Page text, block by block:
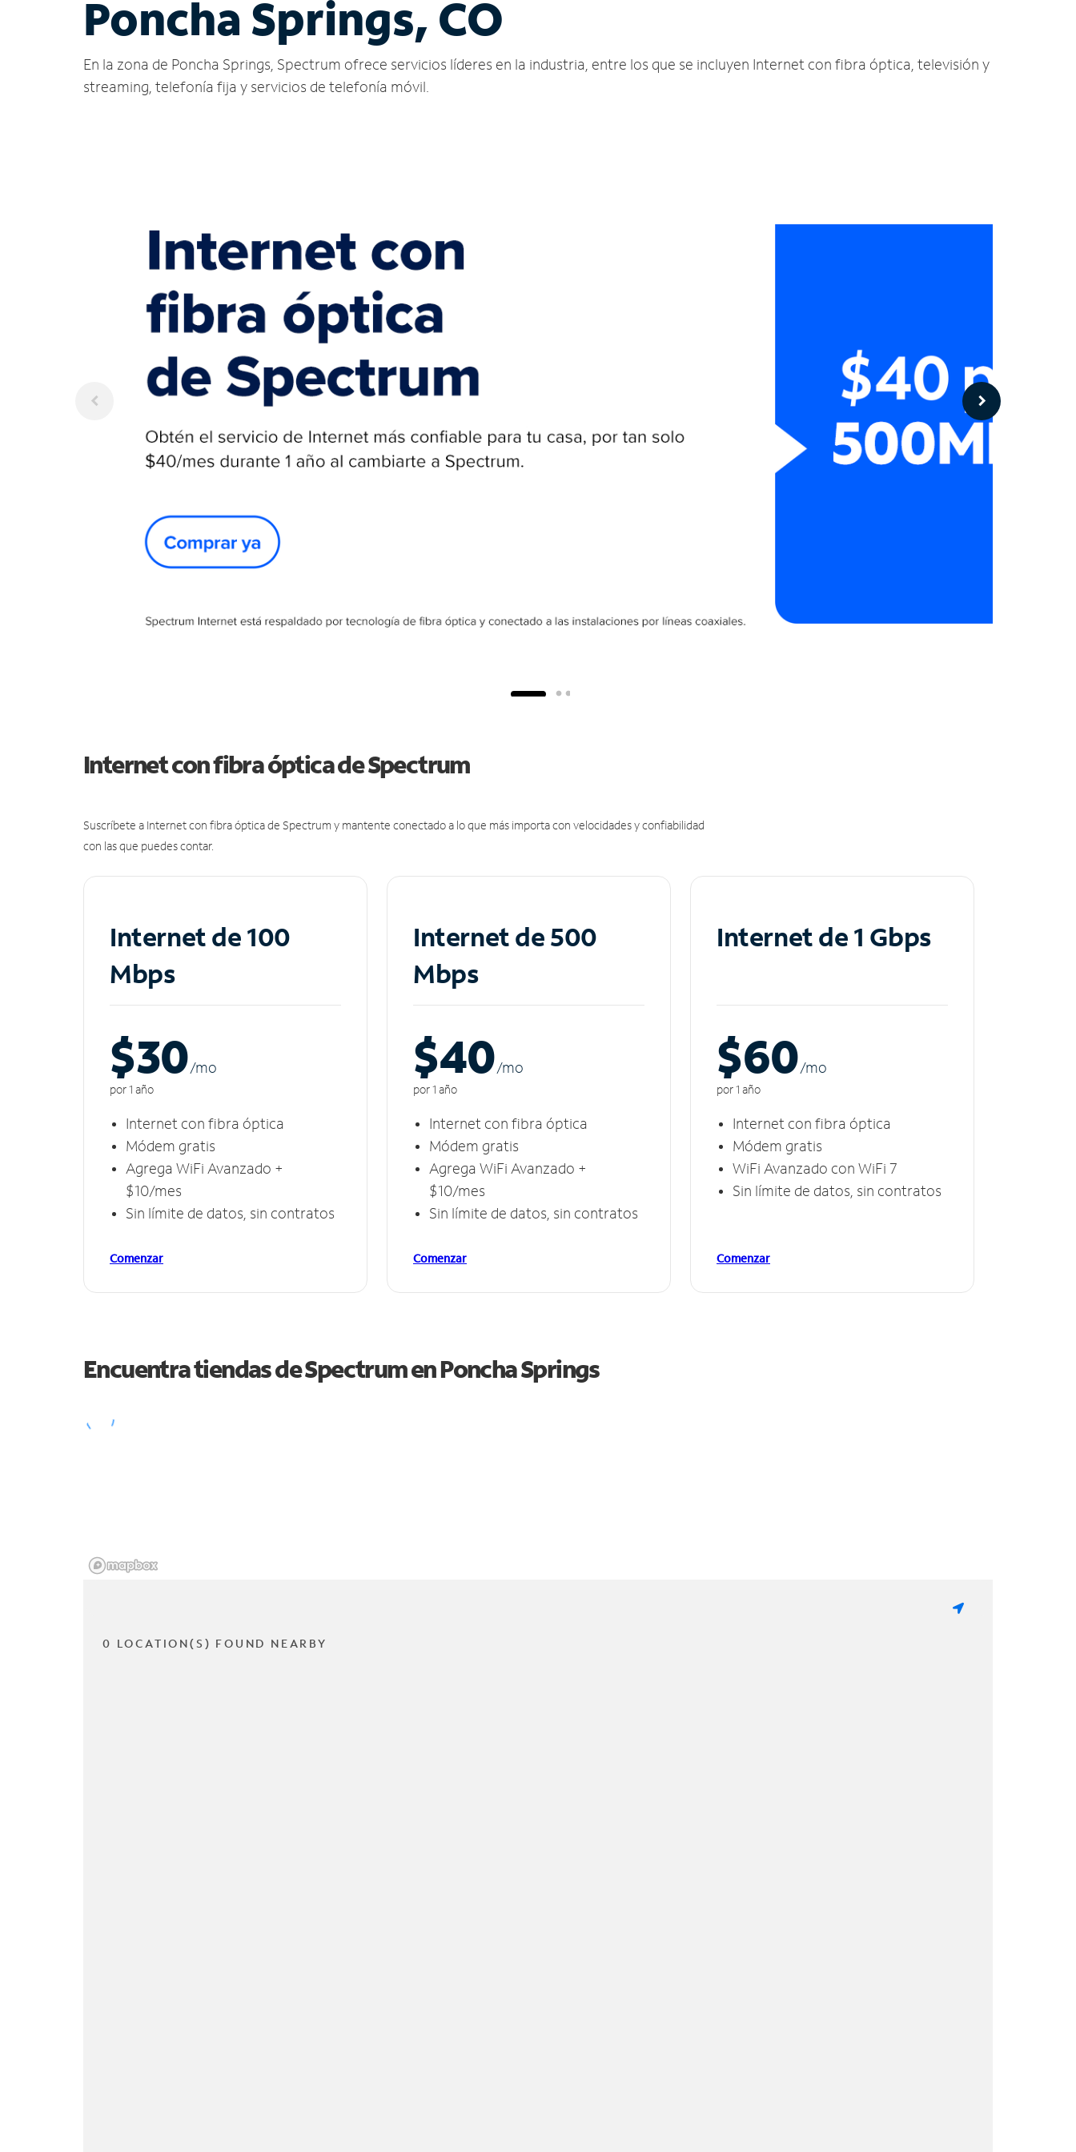
Poncha Springs, CO
En la zona de Poncha Springs, Spectrum ofrece servicios líderes en la industria, entre los que se incluyen Internet con fibra óptica, televisión y
streaming, telefonía fija y servicios de telefonía móvil.
Internet con fibra óptica de Spectrum
Suscríbete a Internet con fibra óptica de Spectrum y mantente conectado a lo que más importa con velocidades y confiabilidad
con las que puedes contar.
Internet de 100
Mbps
$30/mo
por 1 año
Internet con fibra óptica
Módem gratis
Agrega WiFi Avanzado +
$10/mes
Sin límite de datos, sin contratos
Comenzar
Internet de 500
Mbps
$40/mo
por 1 año
Internet con fibra óptica
Módem gratis
Agrega WiFi Avanzado +
$10/mes
Sin límite de datos, sin contratos
Comenzar
Internet de 1 Gbps
$60/mo
por 1 año
Internet con fibra óptica
Módem gratis
WiFi Avanzado con WiFi 7
Sin límite de datos, sin contratos
Comenzar
Encuentra tiendas de Spectrum enPoncha Springs
0 LOCATION(S) FOUND NEARBY